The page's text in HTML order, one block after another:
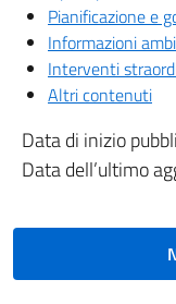
Pianificazione e
Informazioni
Interventi
Altri contenuti
Data di inizio
Data dell’ultimo